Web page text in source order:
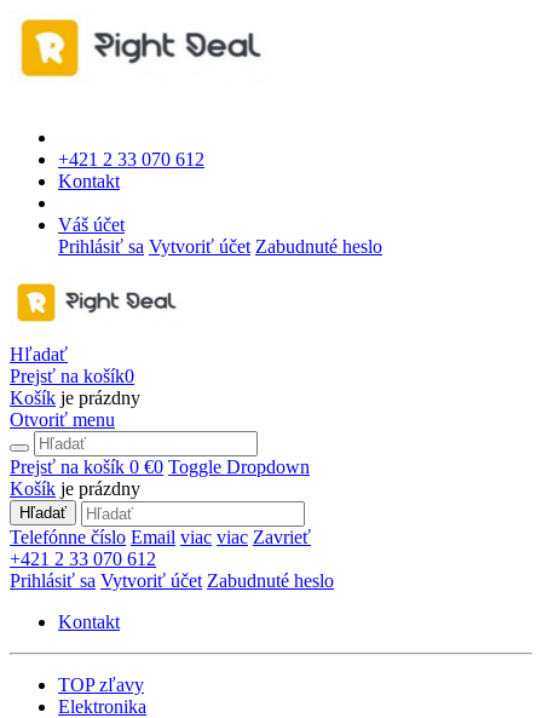
+421 2 33 070 612
Kontakt
Váš účet
Prihlásiť sa Vytvoriť účet Zabudnuté heslo
Hľadať
Prejsť na košík0
Košík je prázdny
Otvoriť menu
Prejsť na košík 0 €0 Toggle Dropdown
Košík je prázdny
Hľadať
Telefónne číslo Email viac viac Zavrieť
+421 2 33 070 612
Prihlásiť sa Vytvoriť účet Zabudnuté heslo
Kontakt
TOP zľavy
Elektronika